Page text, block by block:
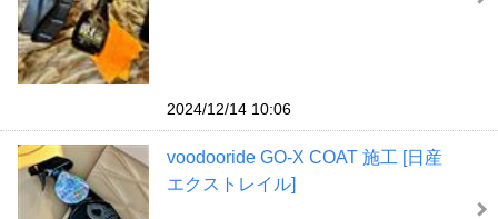
2024/12/14 10:06
voodooride GO-X COAT 施工 [日産
エクストレイル]